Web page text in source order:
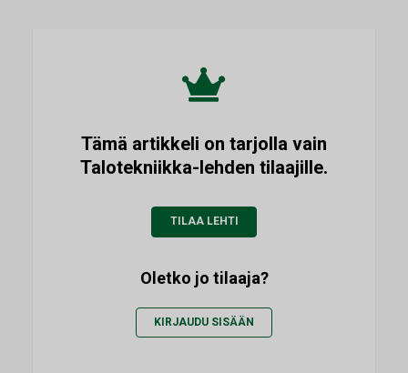
Tämä artikkeli on tarjolla vain
Talotekniikka-lehden tilaajille.
TILAA LEHTI
Oletko jo tilaaja?
KIRJAUDU SISÄÄN